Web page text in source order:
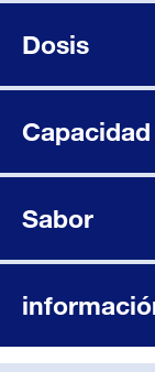
Dosis
Sabor